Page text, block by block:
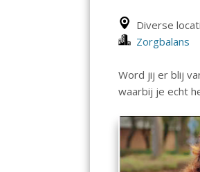
Diverse
Zorgbalans
Word jij er blij
waarbij je echt